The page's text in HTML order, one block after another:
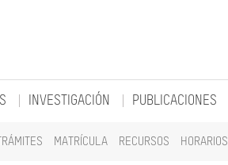
TRÁMITES MATRÍCULA RECURSOS HORARIOS
INVESTIGACIÓN PUBLICACIONES